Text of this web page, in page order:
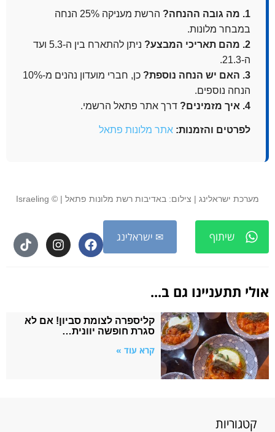
1. מה גובה ההנחה?
הרשת מעניקה 25% הנחה
במבחר מלונות.
2. מהם תאריכי המבצע?
ניתן להתארח בין ה-5.3 ועד
ה-21.3.
3. האם יש הנחה נוספת?
כן, חברי מועדון נהנים מ-10%
הנחה נוספים.
4. איך מזמינים?
דרך אתר פתאל הרשמי.
לפרטים והזמנות: אתר מלונות פתאל
מערכת ישראלינג | צילום: באדיבות רשת מלונות פתאל | © Israeling
שיתוף ✉ ישראלינג
אולי תתעניינו גם ב...
קליספרה לצומת סביון! אם לא
סגרת חופשה יוונית…
קרא עוד »
קטגוריות